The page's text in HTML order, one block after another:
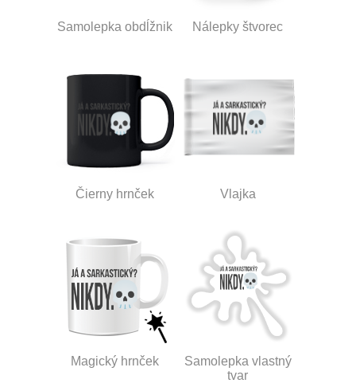
Samolepka obdĺžnik Nálepky štvorec
Čierny hrnček Vlajka
Magický hrnček
Samolepka vlastný
tvar